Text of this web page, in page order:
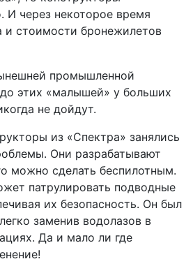
И через некоторое время
и стоимости бронежилетов
промышленной
этих «малышей» у больших
не дойдут.
из «Спектра» занялись
Они разрабатывают
можно сделать беспилотным.
патрулировать подводные
их безопасность. Он был
заменив водолазов в
Да и мало ли где